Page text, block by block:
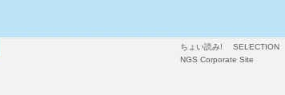
ちょい読み! SELECTION
NGS Corporate Site